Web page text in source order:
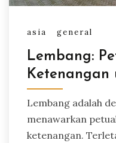
asia general
Lembang:
Ketenangan
Lembang adalah
menawarkan
ketenangan.